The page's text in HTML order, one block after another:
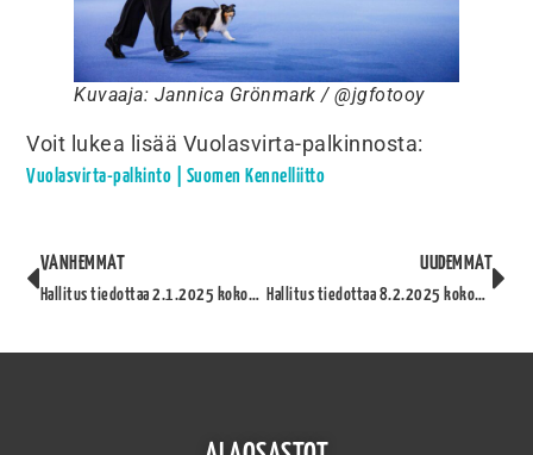
Kuvaaja: Jannica Grönmark / @jgfotooy
Voit lukea lisää Vuolasvirta-palkinnosta:
Vuolasvirta-palkinto | Suomen Kennelliitto
VANHEMMAT
Hallitus tiedottaa 2.1.2025 kokouksesta
UUDEMMAT
Hallitus tiedottaa 8.2.2025 kokouksesta